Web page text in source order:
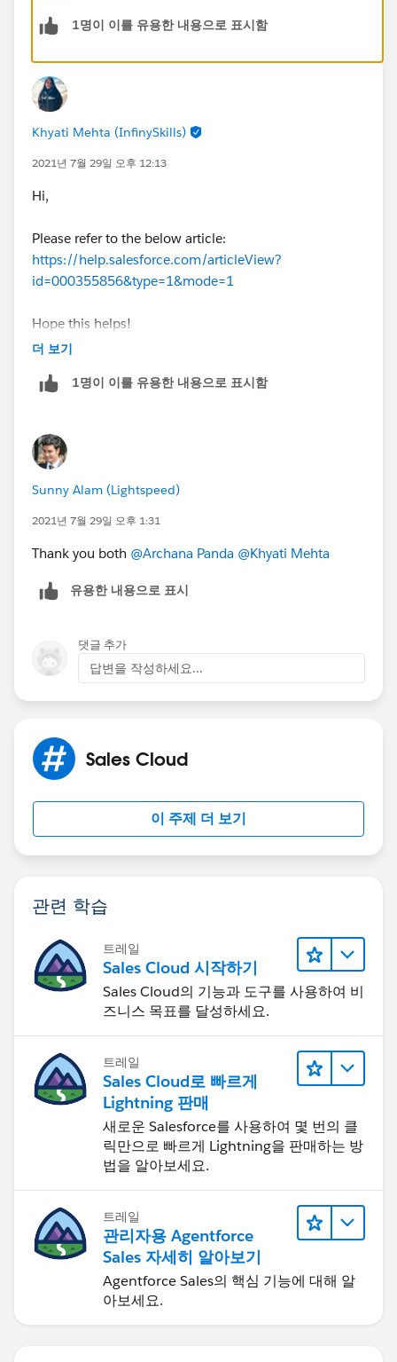
1명이 이를 유용한 내용으로 표시함
Khyati Mehta (InfinySkills)
2021년 7월 29일 오후 12:13
Hi,
Please refer to the below article:
https://help.salesforce.com/articleView?
id=000355856&type=1&mode=1
Hope this helps!
더 보기
1명이 이를 유용한 내용으로 표시함
Sunny Alam (Lightspeed)
2021년 7월 29일 오후 1:31
Thank you both @Archana Panda @Khyati Mehta
유용한 내용으로 표시
댓글 추가
답변을 작성하세요...
Sales Cloud
이 주제 더 보기
관련 학습
트레일
Sales Cloud 시작하기
Sales Cloud의 기능과 도구를 사용하여 비
즈니스 목표를 달성하세요.
트레일
Sales Cloud로 빠르게
Lightning 판매
새로운 Salesforce를 사용하여 몇 번의 클
릭만으로 빠르게 Lightning을 판매하는 방
법을 알아보세요.
트레일
관리자용 Agentforce
Sales 자세히 알아보기
Agentforce Sales의 핵심 기능에 대해 알
아보세요.